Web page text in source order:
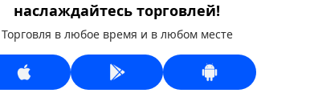
наслаждайтесь торговлей!
Торговля в любое время и в любом месте